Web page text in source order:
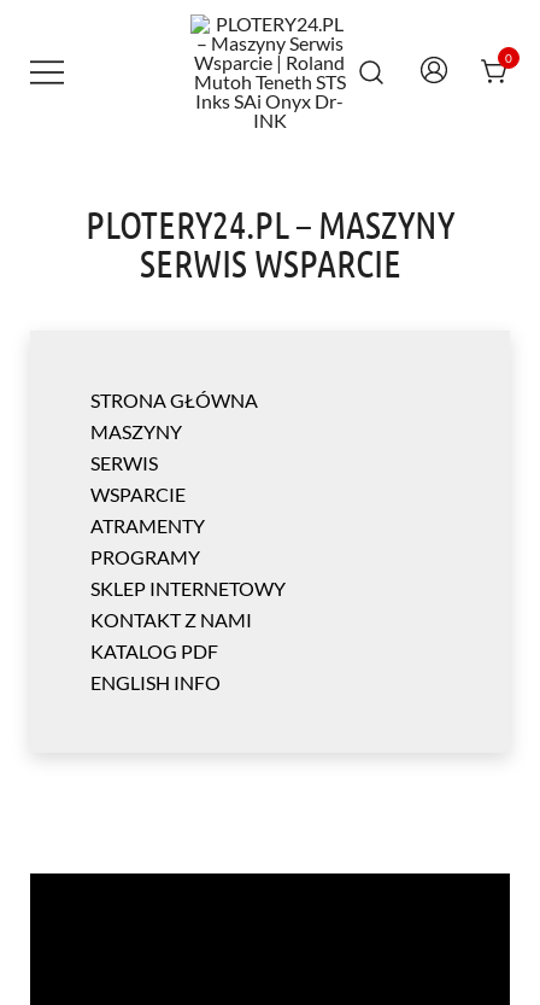
treści
0
PLOTERY24.PL – MASZYNY
SERWIS WSPARCIE
STRONA GŁÓWNA
MASZYNY
SERWIS
WSPARCIE
ATRAMENTY
PROGRAMY
SKLEP INTERNETOWY
KONTAKT Z NAMI
KATALOG PDF
ENGLISH INFO